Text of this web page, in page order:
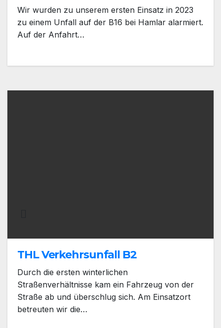
Wir wurden zu unserem ersten Einsatz in 2023
zu einem Unfall auf der B16 bei Hamlar alarmiert.
Auf der Anfahrt…
THL Verkehrsunfall B2
Durch die ersten winterlichen
Straßenverhältnisse kam ein Fahrzeug von der
Straße ab und überschlug sich. Am Einsatzort
betreuten wir die…